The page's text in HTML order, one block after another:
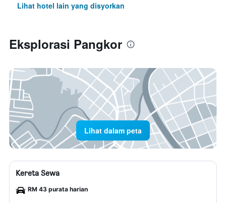
Lihat hotel lain yang disyorkan
Eksplorasi Pangkor
Lihat dalam peta
Kereta Sewa
RM 43 purata harian